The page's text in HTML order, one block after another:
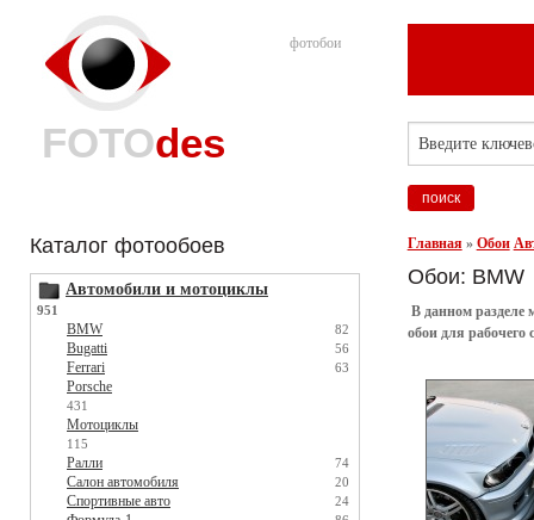
фотобои
FOTOdes
Каталог фотообоев
Автомобили и мотоциклы
951
BMW 82
Bugatti 56
Ferrari 63
Porsche
431
Мотоциклы
115
Ралли 74
Салон автомобиля 20
Спортивные авто 24
Главная » Обои
Обои: BMW
В данном разделе
обои для